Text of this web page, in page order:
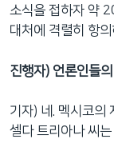
소식을 접하자 약
대처에 격렬히 항
진행자) 언론인들
기자) 네. 멕시코의
셀다 트리아나 씨